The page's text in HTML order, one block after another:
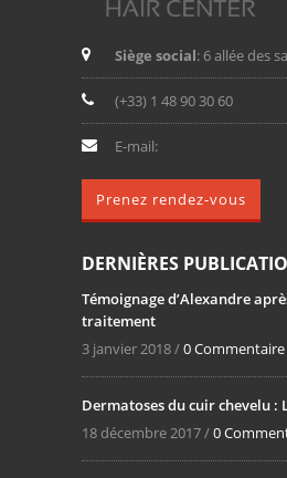
Siège social: 6 allée des
(+33) 1 48 90 30 60
E-mail:
Prenez rendez-vous
DERNIÈRES
Témoignage d’Alexandre
traitement
3 janvier 2018 /0 Commentaire
Dermatoses du cuir chevelu :
18 décembre 2017 /0